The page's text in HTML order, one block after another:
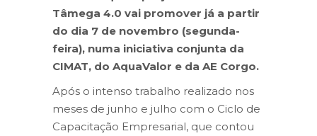
Tâmega 4.0 vai promover já a partir
do dia 7 de novembro (segunda-
feira), numa iniciativa conjunta da
CIMAT, do AquaValor e da AE Corgo.
Após o intenso trabalho realizado nos
meses de junho e julho com o Ciclo de
Capacitação Empresarial, que contou